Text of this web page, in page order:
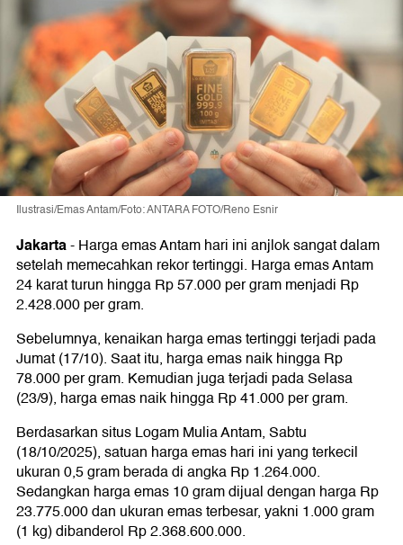
Ilustrasi/Emas Antam/Foto: ANTARA FOTO/Reno Esnir
Jakarta-Harga emas Antam hari ini anjlok sangat dalam
setelah memecahkan rekor tertinggi. Harga emas Antam
24 karat turun hingga Rp 57.000 per gram menjadi Rp
2.428.000 per gram.
Sebelumnya, kenaikan harga emas tertinggi terjadi pada
Jumat (17/10). Saat itu, harga emas naik hingga Rp
78.000 per gram. Kemudian juga terjadi pada Selasa
(23/9), harga emas naik hingga Rp 41.000 per gram.
Berdasarkan situs Logam Mulia Antam, Sabtu
(18/10/2025), satuan harga emas hari ini yang terkecil
ukuran 0,5 gram berada di angka Rp 1.264.000.
Sedangkan harga emas 10 gram dijual dengan harga Rp
23.775.000 dan ukuran emas terbesar, yakni 1.000 gram
(1 kg) dibanderol Rp 2.368.600.000.